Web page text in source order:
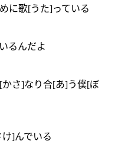
に歌[うた]っている
るんだよ
さ]なり合[あ]う僕[ぼ
]んでいる